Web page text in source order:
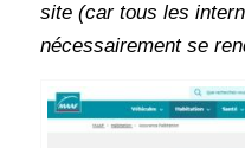
site (car tous les
nécessairement se